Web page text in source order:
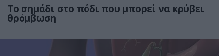
Το σημάδι στο πόδι που μπορεί να κρύβει
θρόμβωση